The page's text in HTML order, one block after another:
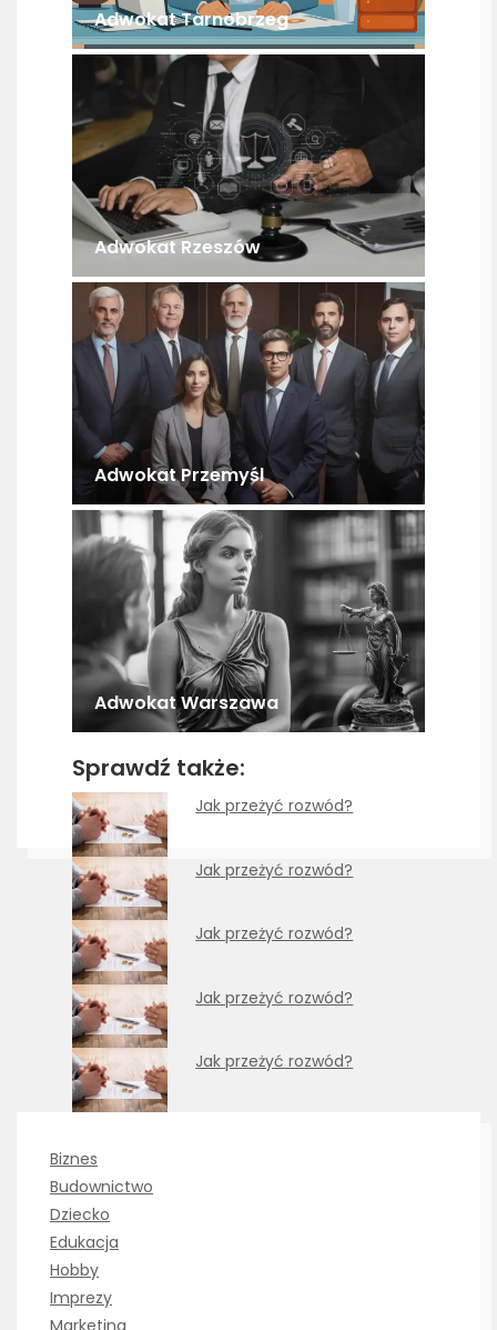
Adwokat Tarnobrzeg
Adwokat Rzeszów
Adwokat Przemyśl
Adwokat Warszawa
Sprawdź także:
Jak przeżyć rozwód?
Jak przeżyć rozwód?
Jak przeżyć rozwód?
Jak przeżyć rozwód?
Jak przeżyć rozwód?
Biznes
Budownictwo
Dziecko
Edukacja
Hobby
Imprezy
Marketing